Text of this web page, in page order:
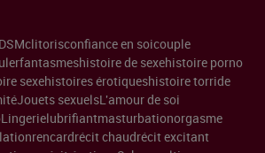
clitorisconfiance en soicouple
fantasmeshistoire de sexehistoire porno
sexehistoires érotiqueshistoire torride
Jouets sexuelsL'amour de soi
Lingerielubrifiantmasturbationorgasme
rencardrécit chaudrécit excitant